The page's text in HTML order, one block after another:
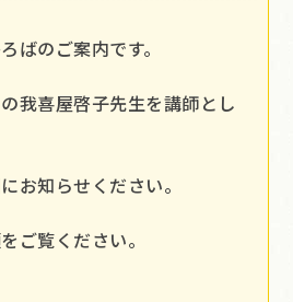
ばのご案内です。
我喜屋啓子先生を講師とし
お知らせください。
ご覧ください。